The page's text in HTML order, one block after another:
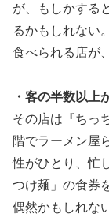
が、もしかする
るかもしれない
食べられる店が
・客の半数以上
その店は『ちっ
階でラーメン屋
性がひとり、忙
つけ麺」の食券
偶然かもしれな